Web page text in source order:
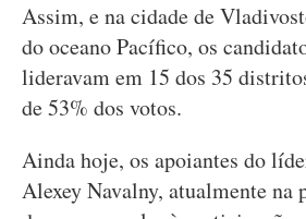
Assim, e na cidade de
do oceano Pacífico, os
lideravam em 15 dos 35
de 53% dos votos.
Ainda hoje, os apoiantes do
Alexey Navalny, atualmente na